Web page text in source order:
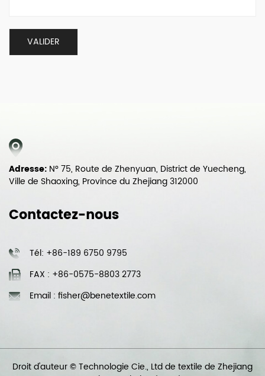
Adresse: N° 75, Route de Zhenyuan, District de Yuecheng,
Ville de Shaoxing, Province du Zhejiang 312000
Contactez-nous
Tél: +86-189 6750 9795
FAX : +86-0575-8803 2773
Email : fisher@benetextile.com
Droit d'auteur © Technologie Cie., Ltd de textile de Zhejiang